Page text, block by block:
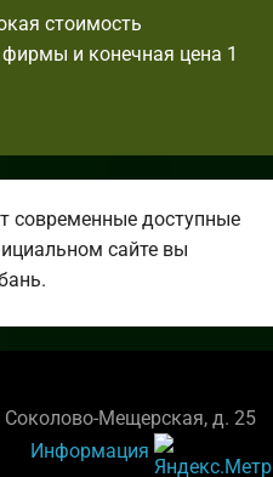
стоимость
и конечная цена 1
современные доступные
сайте вы
Соколово-Мещерская, д. 25
Информация